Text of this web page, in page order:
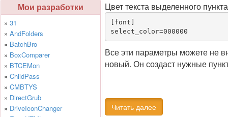
Мои разработки
» 31
» AndFolders
» BatchBro
» BoxComparer
» BTCEMon
» ChildPass
» CMBTYS
» DirectGrub
» DriveIconChanger
Цвет текста выделенного
[font]
Все эти параметры можете не
новый. Он создаст нужные
Читать далее